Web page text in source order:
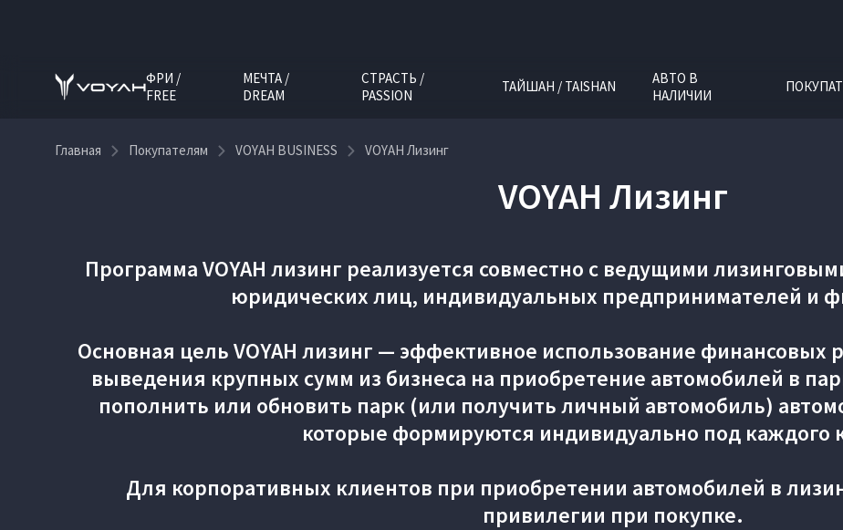
ФРИ /
FREE
МЕЧТА /
DREAM
СТРАСТЬ /
PASSION
ТАЙШАН / TAISHAN
АВТО В
НАЛИЧИИ
Главная Покупателям VOYAH BUSINESS VOYAH Лизинг
VOYAH Лизинг
Программа VOYAH лизинг реализуется совместно с ведущими
юридических лиц, индивидуальных предпринимателей и
Основная цель VOYAH лизинг — эффективное использование финансовых
выведения крупных сумм из бизнеса на приобретение автомобилей в
пополнить или обновить парк (или получить личный автомобиль)
которые формируются индивидуально под каждого
Для корпоративных клиентов при приобретении автомобилей в
привилегии при покупке.